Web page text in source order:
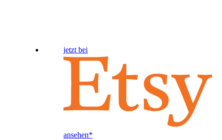
jetzt bei
ansehen*